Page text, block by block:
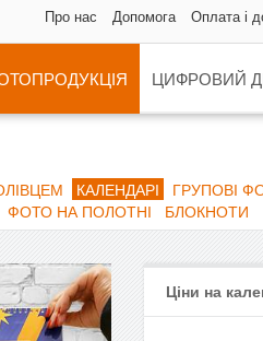
Про нас Допомога Оплата і
ЦИФРОВИЙ
КАЛЕНДАРІ ГРУПОВІ
ФОТО НА ПОЛОТНІ
БЛОКНОТИ
Next Ціни на